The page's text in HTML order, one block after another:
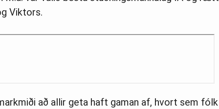
Viktors.
að allir geta haft gaman af, hvort sem fólk